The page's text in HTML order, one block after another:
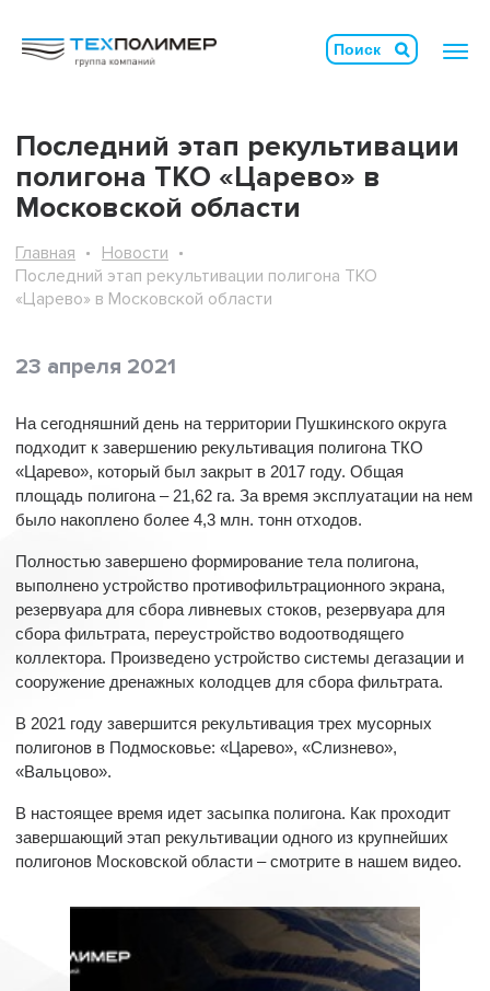
Последний этап рекультивации
полигона ТКО «Царево» в
Московской области
Главная
Новости
Последний этап рекультивации полигона ТКО
«Царево» в Московской области
23 апреля 2021
На сегодняшний день на территории Пушкинского округа
подходит к завершению рекультивация полигона ТКО
«Царево», который был закрыт в 2017 году. Общая
площадь полигона – 21,62 га. За время эксплуатации на нем
было накоплено более 4,3 млн. тонн отходов.
Полностью завершено формирование тела полигона,
выполнено устройство противофильтрационного экрана,
резервуара для сбора ливневых стоков, резервуара для
сбора фильтрата, переустройство водоотводящего
коллектора. Произведено устройство системы дегазации и
сооружение дренажных колодцев для сбора фильтрата.
В 2021 году завершится рекультивация трех мусорных
полигонов в Подмосковье: «Царево», «Слизнево»,
«Вальцово».
В настоящее время идет засыпка полигона. Как проходит
завершающий этап рекультивации одного из крупнейших
полигонов Московской области – смотрите в нашем видео.